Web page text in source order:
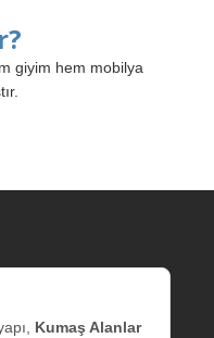
giyim hem mobilya
Kumaş Alanlar